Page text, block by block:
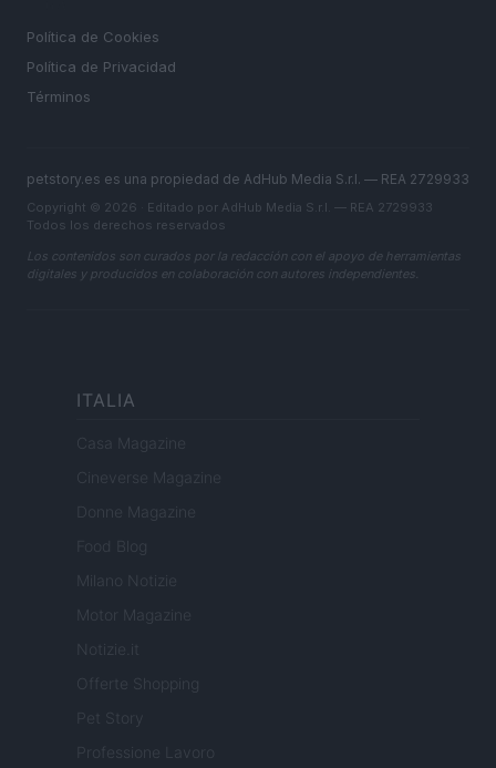
Política de Cookies
Política de Privacidad
Términos
petstory.es es una propiedad de AdHub Media S.r.l. — REA 2729933
Copyright © 2026 · Editado por AdHub Media S.r.l. — REA 2729933
Todos los derechos reservados
Los contenidos son curados por la redacción con el apoyo de herramientas
digitales y producidos en colaboración con autores independientes.
ITALIA
Casa Magazine
Cineverse Magazine
Donne Magazine
Food Blog
Milano Notizie
Motor Magazine
Notizie.it
Offerte Shopping
Professione Lavoro